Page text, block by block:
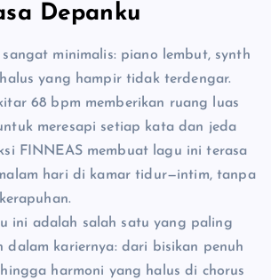
Depanku
minimalis: piano lembut, synth
yang hampir tidak terdengar.
68 bpm memberikan ruang luas
meresapi setiap kata dan jeda
FINNEAS membuat lagu ini terasa
hari di kamar tidur—intim, tanpa
ini adalah salah satu yang paling
dalam kariernya: dari bisikan penuh
harmoni yang halus di chorus